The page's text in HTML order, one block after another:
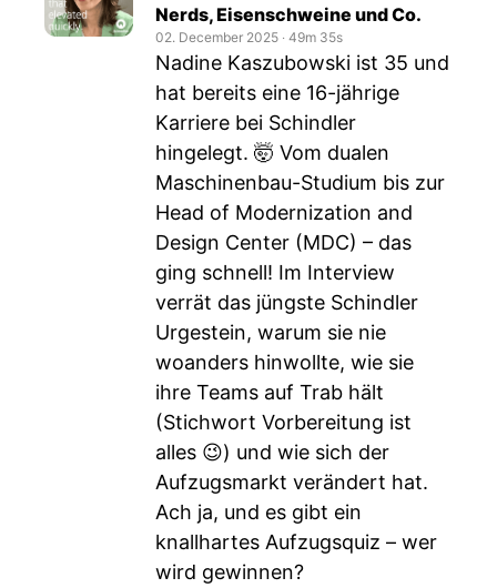
Nerds, Eisenschweine und Co.
02. December 2025 ‧ 49m 35s
Nadine Kaszubowski ist 35 und
hat bereits eine 16-jährige
Karriere bei Schindler
hingelegt. 🤯 Vom dualen
Maschinenbau-Studium bis zur
Head of Modernization and
Design Center (MDC) – das
ging schnell! Im Interview
verrät das jüngste Schindler
Urgestein, warum sie nie
woanders hinwollte, wie sie
ihre Teams auf Trab hält
(Stichwort Vorbereitung ist
alles 😉) und wie sich der
Aufzugsmarkt verändert hat.
Ach ja, und es gibt ein
knallhartes Aufzugsquiz – wer
wird gewinnen?